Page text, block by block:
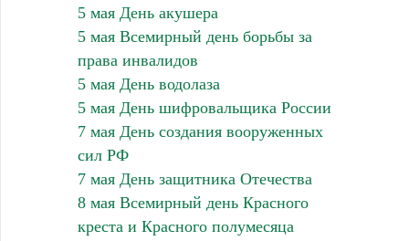
5 мая День акушера
5 мая Всемирный день борьбы за
права инвалидов
5 мая День водолаза
5 мая День шифровальщика России
7 мая День создания вооруженных
сил РФ
7 мая День защитника Отечества
8 мая Всемирный день Красного
креста и Красного полумесяца